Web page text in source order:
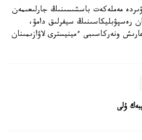
30-ساۋىردە مەملەكەت باسشىسىنىڭ جارلىعىمەن
رەسپۋبليكاسىنىڭ سيفرلىق دامۋ،
ونەركاسىبى ءمينيسترى لاۋازىمىنان
ۇلى